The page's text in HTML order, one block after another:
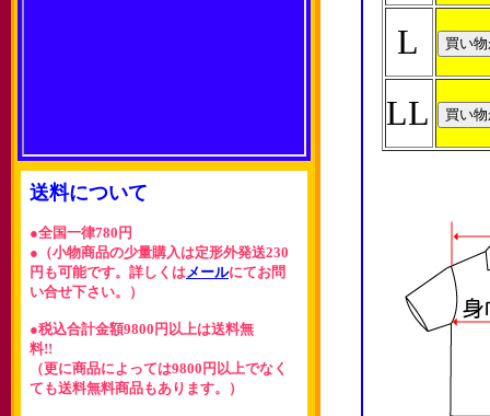
送料について
●全国一律780円
●（小物商品の少量購入は定形外発送230
円も可能です。詳しくはメールにてお問
い合せ下さい。）
●税込合計金額9800円以上は送料無
料!!
（更に商品によっては9800円以上でなく
ても送料無料商品もあります。）
L
LL